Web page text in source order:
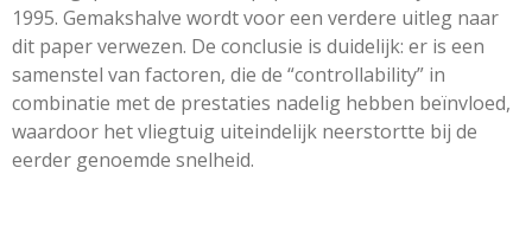
1995. Gemakshalve wordt voor een verdere uitleg naar
dit paper verwezen. De conclusie is duidelijk: er is een
samenstel van factoren, die de “controllability” in
combinatie met de prestaties nadelig hebben beïnvloed,
waardoor het vliegtuig uiteindelijk neerstortte bij de
eerder genoemde snelheid.